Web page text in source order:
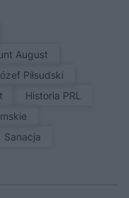
August
Józef Piłsudski
Historia PRL
sanacja